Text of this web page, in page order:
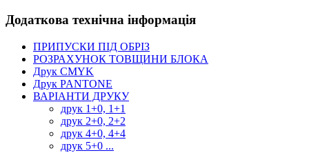
Додаткова технічна інформація
ПРИПУСКИ ПІД ОБРІЗ
РОЗРАХУНОК ТОВЩИНИ БЛОКА
Друк CMYK
Друк PANTONE
ВАРІАНТИ ДРУКУ
друк 1+0, 1+1
друк 2+0, 2+2
друк 4+0, 4+4
друк 5+0 ...